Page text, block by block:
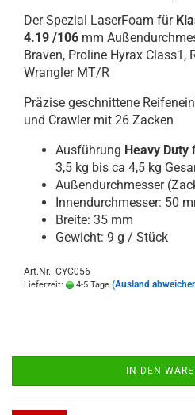
Der Spezial LaserFoam für
4.19 /106 mm
Braven, Proline Hyrax Class1,
Wrangler MT/R
Präzise geschnittene
und Crawler mit 26 Zacken
Ausführung Heavy Duty
3,5 kg bis ca 4,5 kg
Außendurchmesser
Innendurchmesser: 50
Breite: 35 mm
Gewicht: 9 g / Stück
Art.Nr.: CYC056
Lieferzeit: 4-5 Tage (Ausland
IN DEN